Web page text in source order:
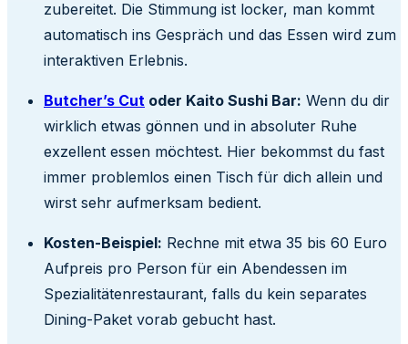
zubereitet. Die Stimmung ist locker, man kommt
automatisch ins Gespräch und das Essen wird zum
interaktiven Erlebnis.
Butcher’s Cut oder Kaito Sushi Bar: Wenn du dir
wirklich etwas gönnen und in absoluter Ruhe
exzellent essen möchtest. Hier bekommst du fast
immer problemlos einen Tisch für dich allein und
wirst sehr aufmerksam bedient.
Kosten-Beispiel: Rechne mit etwa 35 bis 60 Euro
Aufpreis pro Person für ein Abendessen im
Spezialitätenrestaurant, falls du kein separates
Dining-Paket vorab gebucht hast.